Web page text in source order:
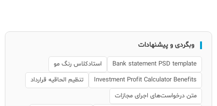
وبگردی و پیشنهادات
Bank statement PSD template
استادکلاس رنگ مو
Investment Profit Calculator Benefits
تنظیم الحاقیه قرارداد
متن درخواست‌های اجرای مجازات